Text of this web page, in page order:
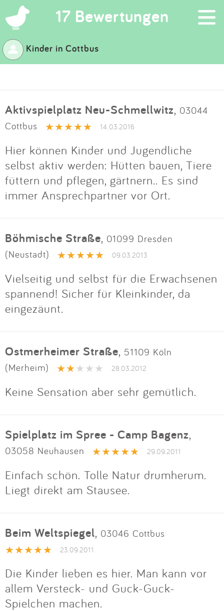
17 Bewertungen ×
Suchen
App
Blog
Partner
Kontakt
Kinder in Cottbus
Aktivspielplatz Neu-Schmellwitz, 03044
Cottbus
14.03.2016
Hier können Kinder und Jugendliche
selbst aktiv werden: Hütten bauen, Tiere
füttern und pflegen, gärtnern.. Es sind
immer Ansprechpartner vor Ort.
Böhmische Straße, 01099 Dresden
(Neustadt)
09.03.2013
Vielseitig und selbst für die Erwachsenen
spannend! Sicher für Kleinkinder, da
eingezäunt.
Ostmerheimer Straße, 51109 Köln
(Merheim)
28.03.2012
Keine Sensation aber sehr gemütlich.
Spielplatz im Spree - Camp Bagenz,
03058 Neuhausen 29.09.2011
Einfach schön. Tolle Natur drumherum.
Liegt direkt am Stausee.
Beim Weltspiegel, 03046 Cottbus
23.09.2011
Die Kinder lieben es hier. Man kann vor
allem Versteck- und Guck-Guck-
Spielchen machen.